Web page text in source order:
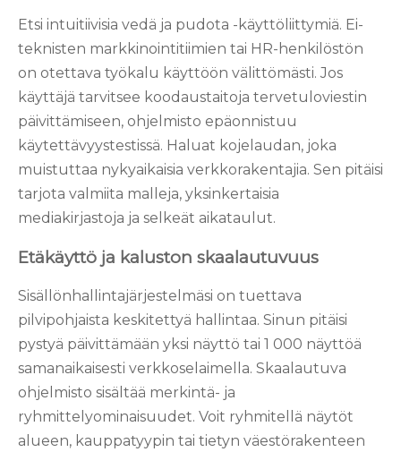
Etsi intuitiivisia vedä ja pudota -käyttöliittymiä. Ei-
teknisten markkinointitiimien tai HR-henkilöstön
on otettava työkalu käyttöön välittömästi. Jos
käyttäjä tarvitsee koodaustaitoja tervetuloviestin
päivittämiseen, ohjelmisto epäonnistuu
käytettävyystestissä. Haluat kojelaudan, joka
muistuttaa nykyaikaisia ​​verkkorakentajia. Sen pitäisi
tarjota valmiita malleja, yksinkertaisia ​​
mediakirjastoja ja selkeät aikataulut.
Etäkäyttö ja kaluston skaalautuvuus
Sisällönhallintajärjestelmäsi on tuettava
pilvipohjaista keskitettyä hallintaa. Sinun pitäisi
pystyä päivittämään yksi näyttö tai 1 000 näyttöä
samanaikaisesti verkkoselaimella. Skaalautuva
ohjelmisto sisältää merkintä- ja
ryhmittelyominaisuudet. Voit ryhmitellä näytöt
alueen, kauppatyypin tai tietyn väestörakenteen